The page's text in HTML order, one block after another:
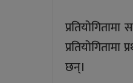
छन्।